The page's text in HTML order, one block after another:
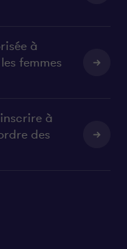
à
femmes
à
des